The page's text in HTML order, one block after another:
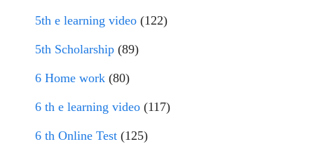
5th e learning video (122)
5th Scholarship (89)
6 Home work (80)
6 th e learning video (117)
6 th Online Test (125)